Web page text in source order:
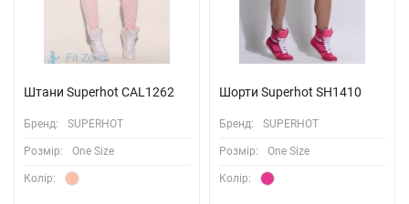
Штани Superhot CAL1262
Бренд: SUPERHOT
Розмiр: One Size
Колiр:
Шорти Superhot SH1410
Бренд: SUPERHOT
Розмiр: One Size
Колiр: